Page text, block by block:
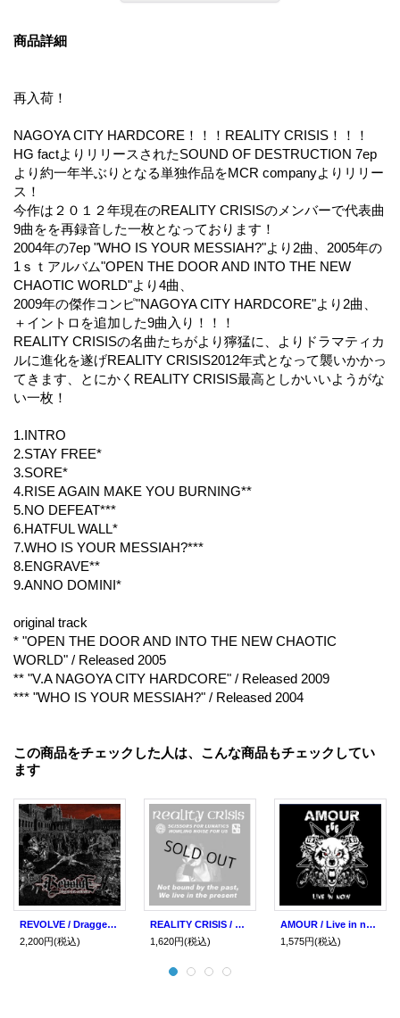
商品詳細
再入荷！
NAGOYA CITY HARDCORE！！！REALITY CRISIS！！！
HG factよりリリースされたSOUND OF DESTRUCTION 7ep
より約一年半ぶりとなる単独作品をMCR companyよりリリー
ス！
今作は２０１２年現在のREALITY CRISISのメンバーで代表曲
9曲をを再録音した一枚となっております！
2004年の7ep "WHO IS YOUR MESSIAH?"より2曲、2005年の
1ｓｔアルバム"OPEN THE DOOR AND INTO THE NEW
CHAOTIC WORLD"より4曲、
2009年の傑作コンピ"NAGOYA CITY HARDCORE"より2曲、
＋イントロを追加した9曲入り！！！
REALITY CRISISの名曲たちがより獰猛に、よりドラマティカ
ルに進化を遂げREALITY CRISIS2012年式となって襲いかかっ
てきます、とにかくREALITY CRISIS最高としかいいようがな
い一枚！
1.INTRO
2.STAY FREE*
3.SORE*
4.RISE AGAIN MAKE YOU BURNING**
5.NO DEFEAT***
6.HATFUL WALL*
7.WHO IS YOUR MESSIAH?***
8.ENGRAVE**
9.ANNO DOMINI*
original track
* "OPEN THE DOOR AND INTO THE NEW CHAOTIC
WORLD" / Released 2005
** "V.A NAGOYA CITY HARDCORE" / Released 2009
*** "WHO IS YOUR MESSIAH?" / Released 2004
この商品をチェックした人は、こんな商品もチェックしてい
ます
REVOLVE / Dragged into extinction (cd) Dead sky
2,200円(税込)
REALITY CRISIS / Not bound by the past. we live in the present (Lp) Prank
1,620円(税込)
AMOUR / Live in now (cd) MCR company
1,575円(税込)